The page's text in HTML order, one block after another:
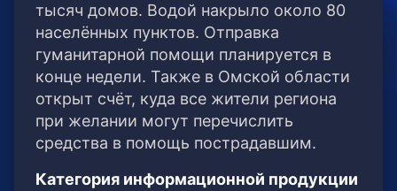
тысяч домов. Водой накрыло около 80
населённых пунктов. Отправка
гуманитарной помощи планируется в
конце недели. Также в Омской области
открыт счёт, куда все жители региона
при желании могут перечислить
средства в помощь пострадавшим.
Категория информационной продукции